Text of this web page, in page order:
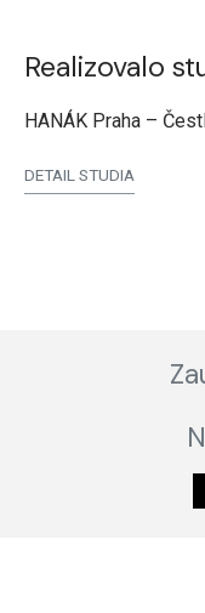
Realizovalo
HANÁK Praha –
DETAIL STUDIA